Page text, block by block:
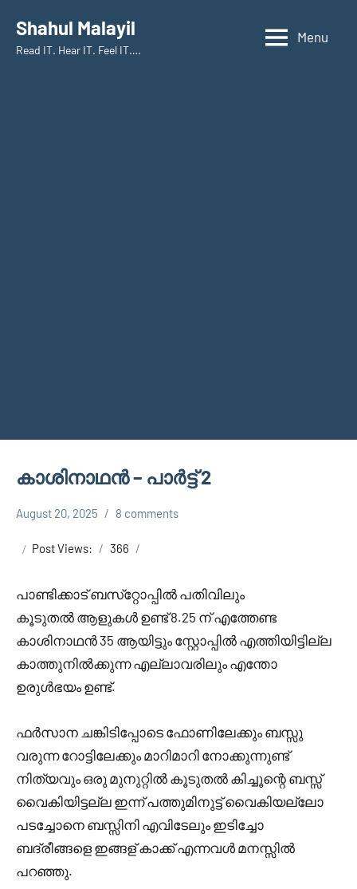
content
Shahul Malayil
Read IT. Hear IT. Feel IT….
Menu
കാശിനാഥൻ – പാർട്ട് 2
KASHINATHAN
August 20, 2025
Shareej
Vk
8 comments
Post Views: 366
പാണ്ടിക്കാട് ബസ്‌റ്റോപ്പിൽ പതിവിലും
കൂടുതൽ ആളുകൾ ഉണ്ട് 8.25 ന് എത്തേണ്ട
കാശിനാഥൻ 35 ആയിട്ടും സ്റ്റോപ്പിൽ എത്തിയിട്ടില്ല
കാത്തുനിൽക്കുന്ന എല്ലാവരിലും എന്തോ
ഉരുൾഭയം ഉണ്ട്.
ഫർസാന ചങ്കിടിപ്പോടെ ഫോണിലേക്കും ബസ്സു
വരുന്ന റോട്ടിലേക്കും മാറിമാറി നോക്കുന്നുണ്ട്
നിത്യവും ഒരു മുനുറ്റിൽ കൂടുതൽ കിച്ചൂന്റെ ബസ്സ്‌
വൈകിയിട്ടല്ല ഇന്ന് പത്തുമിനുട്ട് വൈകിയല്ലോ
പടച്ചോനെ ബസ്സിനി എവിടേലും ഇടിച്ചോ
ബദ്രീങ്ങളെ ഇങ്ങള് കാക്ക് എന്നവൾ മനസ്സിൽ
പറഞ്ഞു.